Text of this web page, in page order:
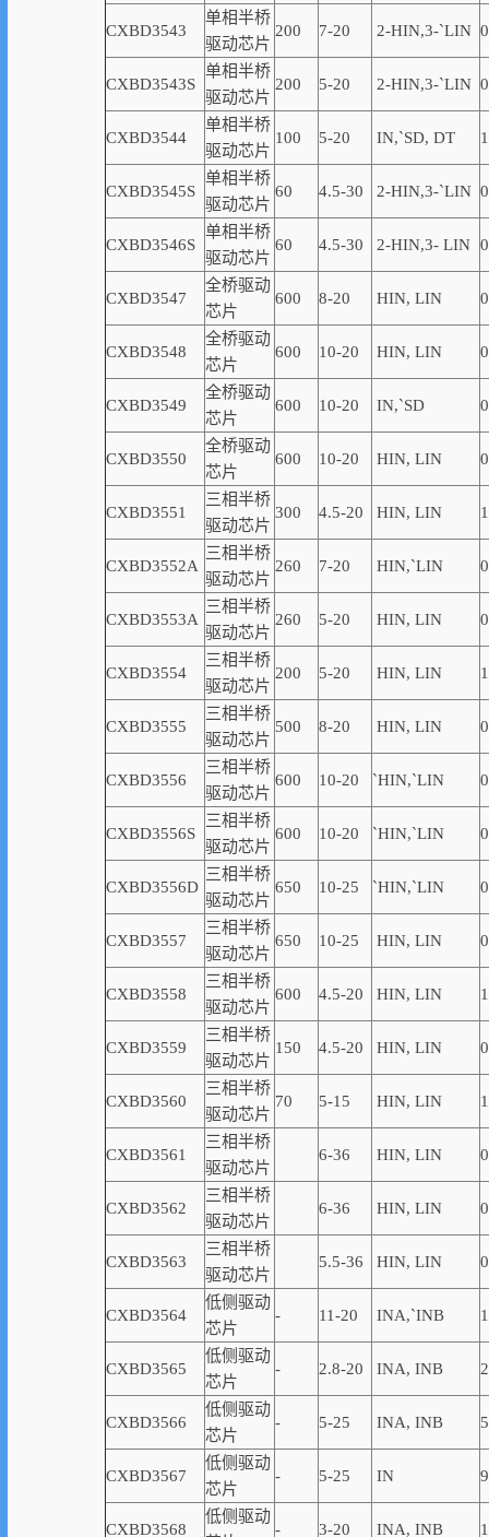
CXBD3543
单相半桥
驱动芯片
200 7-20 2-HIN,3-`LIN
CXBD3543S
单相半桥
驱动芯片
200 5-20 2-HIN,3-`LIN
CXBD3544
单相半桥
驱动芯片
100 5-20 IN,`SD, DT
CXBD3545S
单相半桥
驱动芯片
60 4.5-30 2-HIN,3-`LIN
CXBD3546S
单相半桥
驱动芯片
60 4.5-30 2-HIN,3- LIN
CXBD3547
全桥驱动
芯片
600 8-20 HIN, LIN
CXBD3548
全桥驱动
芯片
600 10-20 HIN, LIN
CXBD3549
全桥驱动
芯片
600 10-20 IN,`SD
CXBD3550
全桥驱动
芯片
600 10-20 HIN, LIN
CXBD3551
三相半桥
驱动芯片
300 4.5-20 HIN, LIN
CXBD3552A
三相半桥
驱动芯片
260 7-20 HIN,`LIN
CXBD3553A
三相半桥
驱动芯片
260 5-20 HIN, LIN
CXBD3554
三相半桥
驱动芯片
200 5-20 HIN, LIN
CXBD3555
三相半桥
驱动芯片
500 8-20 HIN, LIN
CXBD3556
三相半桥
驱动芯片
600 10-20 `HIN,`LIN
CXBD3556S
三相半桥
驱动芯片
600 10-20 `HIN,`LIN
CXBD3556D
三相半桥
驱动芯片
650 10-25 `HIN,`LIN
CXBD3557
三相半桥
驱动芯片
650 10-25 HIN, LIN
CXBD3558
三相半桥
驱动芯片
600 4.5-20 HIN, LIN
CXBD3559
三相半桥
驱动芯片
150 4.5-20 HIN, LIN 0
CXBD3560
三相半桥
驱动芯片
70 5-15 HIN, LIN
CXBD3561
三相半桥
驱动芯片
6-36 HIN, LIN
CXBD3562
三相半桥
驱动芯片
6-36 HIN, LIN
CXBD3563
三相半桥
驱动芯片
5.5-36 HIN, LIN
CXBD3564
低侧驱动
芯片
- 11-20 INA,`INB
CXBD3565
低侧驱动
芯片
- 2.8-20 INA, INB
CXBD3566
低侧驱动
芯片
- 5-25 INA, INB
CXBD3567
低侧驱动
芯片
- 5-25 IN
CXBD3568
低侧驱动
- 3-20 INA, INB